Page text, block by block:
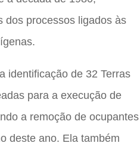
dos processos ligados às
identificação de 32 Terras
para a execução de
a remoção de ocupantes
deste ano. Ela também